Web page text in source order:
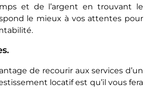
et de l’argent en trouvant le
le mieux à vos attentes pour
de recourir aux services d’un
locatif est qu’il vous fera